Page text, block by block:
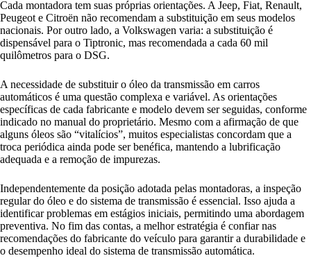
Cada montadora tem suas próprias orientações. A Jeep, Fiat, Renault,
Peugeot e Citroën não recomendam a substituição em seus modelos
nacionais. Por outro lado, a Volkswagen varia: a substituição é
dispensável para o Tiptronic, mas recomendada a cada 60 mil
quilômetros para o DSG.
A necessidade de substituir o óleo da transmissão em carros
automáticos é uma questão complexa e variável. As orientações
específicas de cada fabricante e modelo devem ser seguidas, conforme
indicado no manual do proprietário. Mesmo com a afirmação de que
alguns óleos são “vitalícios”, muitos especialistas concordam que a
troca periódica ainda pode ser benéfica, mantendo a lubrificação
adequada e a remoção de impurezas.
Independentemente da posição adotada pelas montadoras, a inspeção
regular do óleo e do sistema de transmissão é essencial. Isso ajuda a
identificar problemas em estágios iniciais, permitindo uma abordagem
preventiva. No fim das contas, a melhor estratégia é confiar nas
recomendações do fabricante do veículo para garantir a durabilidade e
o desempenho ideal do sistema de transmissão automática.